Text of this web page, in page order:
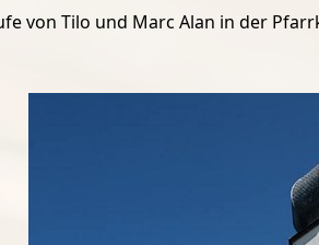
von Tilo und Marc Alan in der